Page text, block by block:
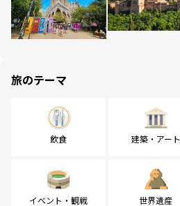
旅のテーマ
飲食 建築・アート
イベント・観戦 世界遺産